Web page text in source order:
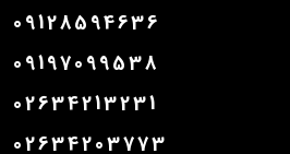
09128594636
09197099538
02634213231
02634203773